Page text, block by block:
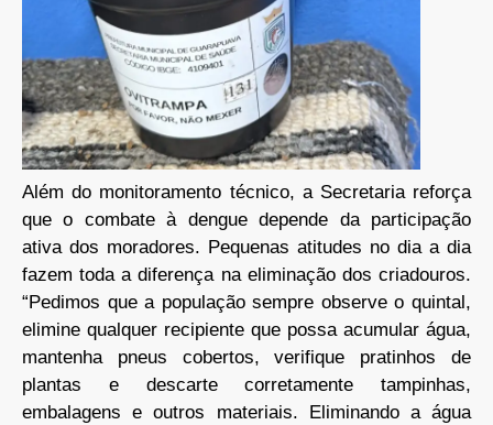
Além do monitoramento técnico, a Secretaria reforça
que o combate à dengue depende da participação
ativa dos moradores. Pequenas atitudes no dia a dia
fazem toda a diferença na eliminação dos criadouros.
“Pedimos que a população sempre observe o quintal,
elimine qualquer recipiente que possa acumular água,
mantenha pneus cobertos, verifique pratinhos de
plantas e descarte corretamente tampinhas,
embalagens e outros materiais. Eliminando a água